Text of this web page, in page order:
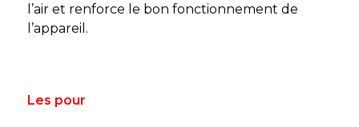
l’air et renforce le bon fonctionnement de
l’appareil.
Les pour